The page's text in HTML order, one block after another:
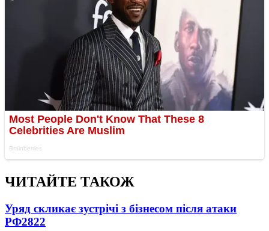
ЧИТАЙТЕ ТАКОЖ
Уряд скликає зустрічі з бізнесом після атаки
РФ2822